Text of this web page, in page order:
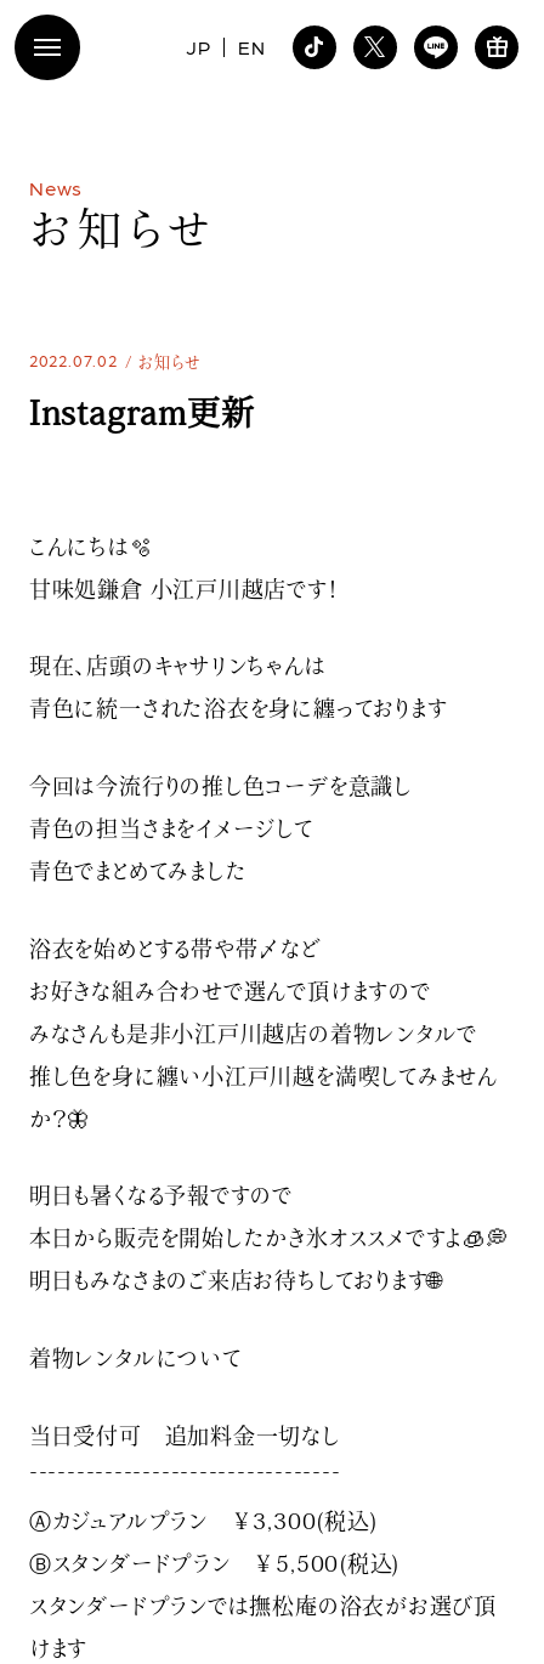
JP EN
News
お 知 ら せ
2022.07.02 お知らせ
Instagram更新
こんにちは🫧
甘味処鎌倉 小江戸川越店です！
現在、店頭のキャサリンちゃんは
青色に統一された浴衣を身に纏っております
今回は今流行りの推し色コーデを意識し
青色の担当さまをイメージして
青色でまとめてみました
浴衣を始めとする帯や帯〆など
お好きな組み合わせで選んで頂けますので
みなさんも是非小江戸川越店の着物レンタルで
推し色を身に纏い小江戸川越を満喫してみません
か？🦋
明日も暑くなる予報ですので
本日から販売を開始したかき氷オススメですよ🧊💭
明日もみなさまのご来店お待ちしております🌐
着物レンタルについて
当日受付可 追加料金一切なし
¯¯¯¯¯¯¯¯¯¯¯¯¯¯¯¯¯¯¯¯¯¯¯¯¯¯¯¯¯¯¯¯¯
Ⓐカジュアルプラン ￥3,300(税込)
Ⓑスタンダードプラン ￥5,500(税込)
スタンダードプランでは撫松庵の浴衣がお選び頂
けます